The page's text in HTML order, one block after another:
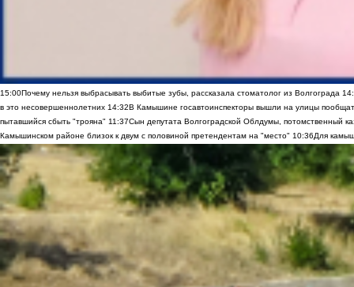
15:00Почему нельзя выбрасывать выбитые зубы, рассказала стоматолог из Волгограда
в это несовершеннолетних 14:32В Камышине госавтоинспекторы вышли на улицы
пытавшийся сбыть "трояна" 11:37Сын депутата Волгоградской Облдумы, потомственный
Камышинском районе близок к двум с половиной претендентам на "место" 10:36Для